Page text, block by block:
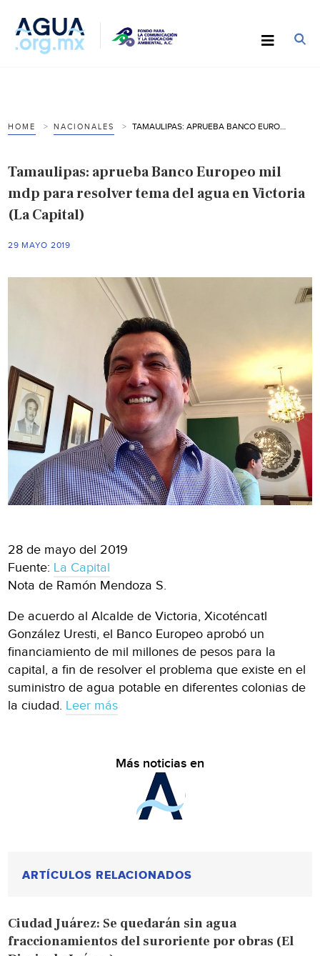
HOME NACIONALES
Tamaulipas: aprueba Banco Europeo mil
mdp para resolver tema del agua en Victoria
(La Capital)
29 MAYO 2019
28 de mayo del 2019
Fuente: La Capital
Nota de Ramón Mendoza S.
De acuerdo al Alcalde de Victoria, Xicoténcatl
González Uresti, el Banco Europeo aprobó un
financiamiento de mil millones de pesos para la
capital, a fin de resolver el problema que existe en el
suministro de agua potable en diferentes colonias de
la ciudad. Leer más
Más noticias en
ARTÍCULOS RELACIONADOS
Ciudad Juárez: Se quedarán sin agua
fraccionamientos del suroriente por obras (El